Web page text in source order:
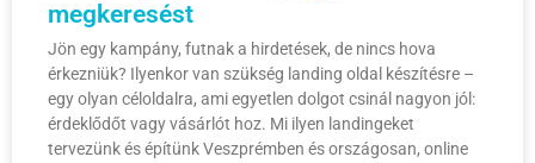
megkeresést
Jön egy kampány, futnak a hirdetések, de nincs hova
érkezniük? Ilyenkor van szükség landing oldal készítésre –
egy olyan céloldalra, ami egyetlen dolgot csinál nagyon jól:
érdeklődőt vagy vásárlót hoz. Mi ilyen landingeket
tervezünk és építünk Veszprémben és országosan, online